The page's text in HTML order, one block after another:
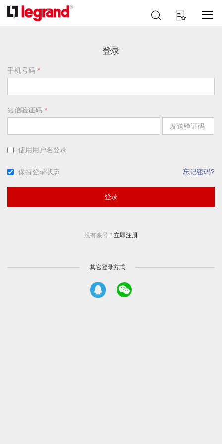
跳
到
我的购物车
索
登录
手机号码
短信验证码
发送验证码
使用用户名登录
保持登录状态 忘记密码?
登录
没有账号？ 立即注册
其它登录方式